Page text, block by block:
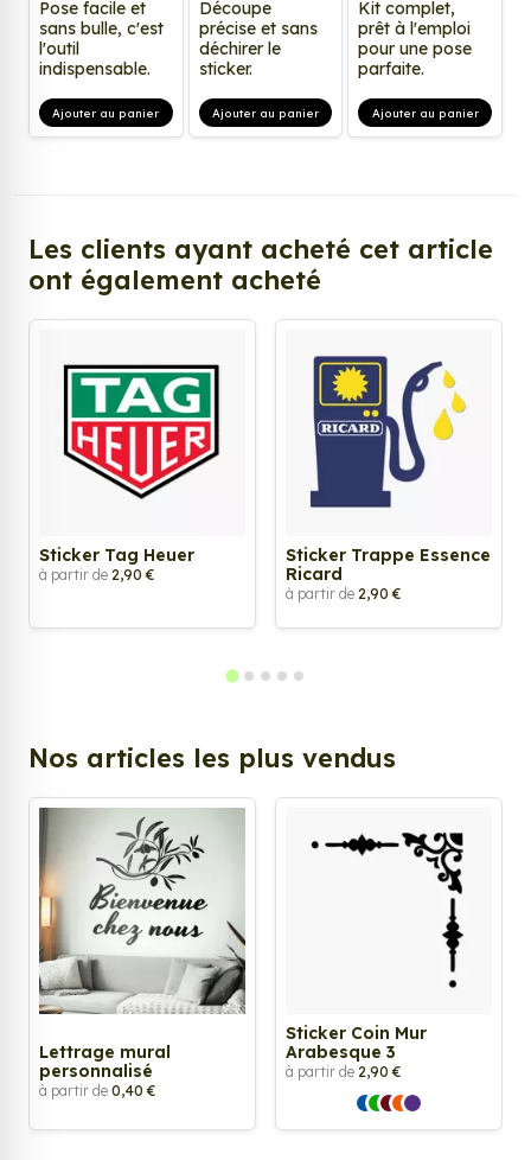
Pose facile et
sans bulle, c'est
l'outil
indispensable.
Ajouter au panier
Découpe
précise et sans
déchirer le
sticker.
Ajouter au panier
Kit complet,
prêt à l'emploi
pour une pose
parfaite.
Ajouter au panier
Les clients ayant acheté cet article
ont également acheté
Sticker Tag Heuer
à partir de 2,90 €
Sticker Trappe Essence
Ricard
à partir de 2,90 €
Nos articles les plus vendus
Lettrage mural
personnalisé
à partir de 0,40 €
Sticker Coin Mur
Arabesque 3
à partir de 2,90 €